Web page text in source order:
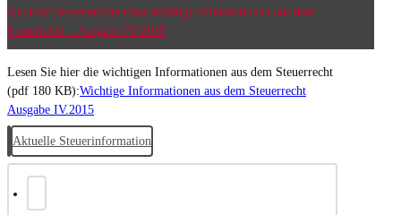
Aktuelle Steuerinformation Wichtige Informationen aus dem
Steuerrecht – Ausgabe IV/2015
Lesen Sie hier die wichtigen Informationen aus dem Steuerrecht
(pdf 180 KB):Wichtige Informationen aus dem Steuerrecht
Ausgabe IV.2015
Aktuelle Steuerinformation